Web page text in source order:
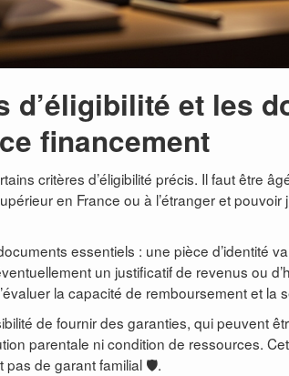
d’éligibilité et les
financement
critères d’éligibilité précis. Il faut être
en France ou à l’étranger et pouvoir
essentiels : une pièce d’identité
un justificatif de revenus ou
la capacité de remboursement et la
de fournir des garanties, qui peuvent
parentale ni condition de ressources.
pas de garant familial 🛡️.